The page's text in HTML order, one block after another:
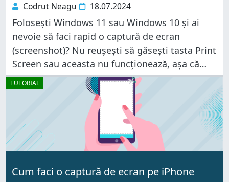
Codrut Neagu 18.07.2024
Folosești Windows 11 sau Windows 10 și ai
nevoie să faci rapid o captură de ecran
(screenshot)? Nu reușești să găsești tasta Print
Screen sau aceasta nu funcționează, așa că
acum cauți o nouă scurtătură pentru Print
Screen? Vrei să
TUTORIAL
Cum faci o captură de ecran pe iPhone